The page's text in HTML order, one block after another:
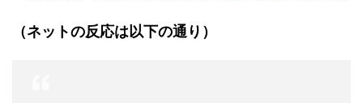
（ネットの反応は以下の通り）